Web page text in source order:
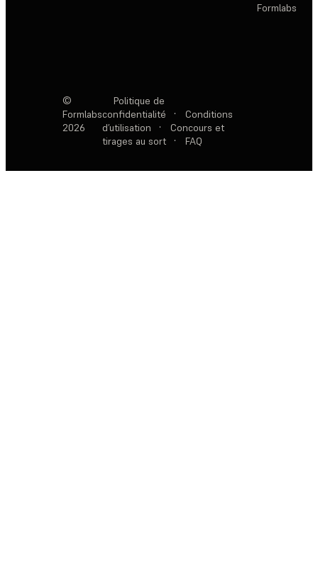
Formlabs
©
Formlabs
2026
Politique de
confidentialité
·
Conditions
d’utilisation
·
Concours et
tirages au sort
· FAQ